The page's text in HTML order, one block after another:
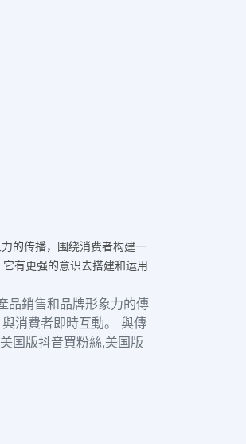
的传播，围绕消费者构建一
有更强的意识去搭建和运用
品銷售和品牌形象力的傳
消費者即時互動。 與傳
国版抖音買粉絲,美国版